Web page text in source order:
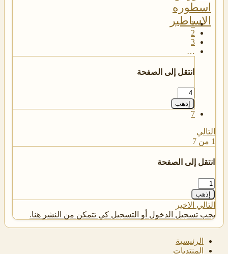
1
2
3
…
انتقل إلى الصفحة
إذهب
7
التالي
1 من 7
انتقل إلى الصفحة
إذهب
التالي الاخير
يجب تسجيل الدخول أو التسجيل كي تتمكن من النشر هنا.
الرئيسية
المنتديات